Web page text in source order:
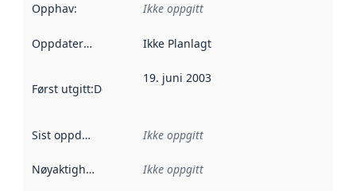
Opphav: Ikke oppgitt
Oppdateringsfrekvens :
Ikke Planlagt
Først utgitt:Denne datoen sier når dataene i dette
19. juni 2003
Sist oppdatert Ikke oppgitt
Nøyaktighet Ikke oppgitt